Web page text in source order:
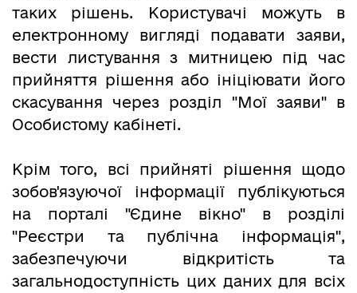
таких рішень. Користувачі можуть в
електронному вигляді подавати заяви,
вести листування з митницею під час
прийняття рішення або ініціювати його
скасування через розділ "Мої заяви" в
Особистому кабінеті.
Крім того, всі прийняті рішення щодо
зобов'язуючої інформації публікуються
на порталі "Єдине вікно" в розділі
"Реєстри та публічна інформація",
забезпечуючи відкритість та
загальнодоступність цих даних для всіх